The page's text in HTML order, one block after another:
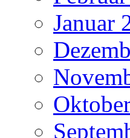
Januar